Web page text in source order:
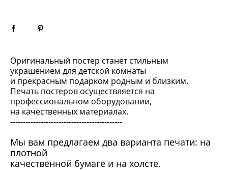
Оригинальный постер станет стильным
украшением для детской комнаты
и прекрасным подарком родным и близким.
Печать постеров осуществляется на
профессиональном оборудовании,
на качественных материалах.
--------------------------------------------
Мы вам предлагаем два варианта печати: на
плотной
качественной бумаге и на холсте.